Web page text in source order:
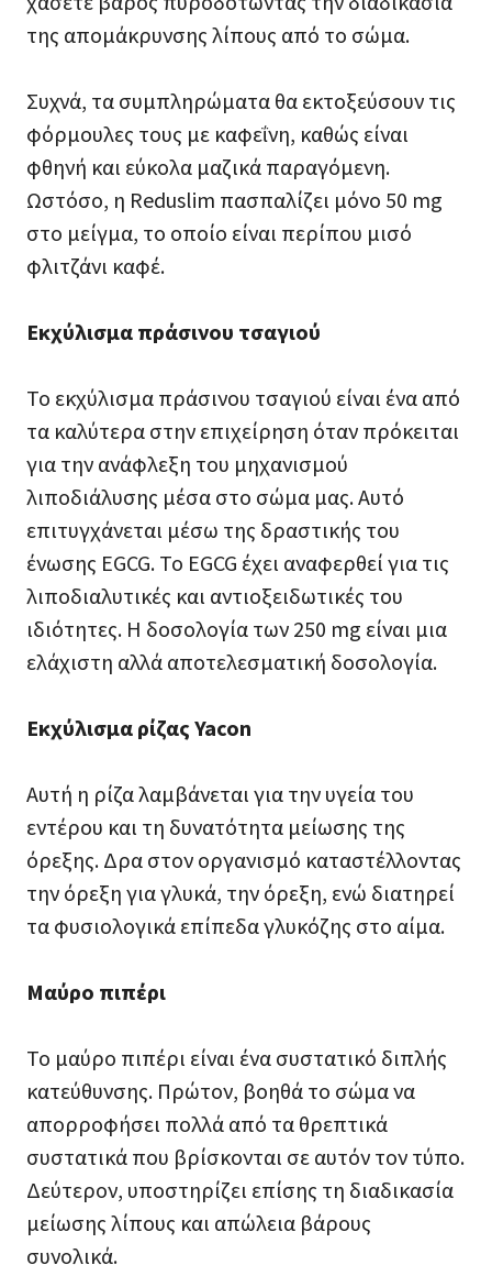
της απομάκρυνσης λίπους από το σώμα.
Συχνά, τα συμπληρώματα θα εκτοξεύσουν τις
φόρμουλες τους με καφεΐνη, καθώς είναι
φθηνή και εύκολα μαζικά παραγόμενη.
Ωστόσο, η Reduslim πασπαλίζει μόνο 50 mg
στο μείγμα, το οποίο είναι περίπου μισό
φλιτζάνι καφέ.
Εκχύλισμα πράσινου τσαγιού
Το εκχύλισμα πράσινου τσαγιού είναι ένα από
τα καλύτερα στην επιχείρηση όταν πρόκειται
για την ανάφλεξη του μηχανισμού
λιποδιάλυσης μέσα στο σώμα μας. Αυτό
επιτυγχάνεται μέσω της δραστικής του
ένωσης EGCG. Το EGCG έχει αναφερθεί για τις
λιποδιαλυτικές και αντιοξειδωτικές του
ιδιότητες. Η δοσολογία των 250 mg είναι μια
ελάχιστη αλλά αποτελεσματική δοσολογία.
Εκχύλισμα ρίζας Yacon
Αυτή η ρίζα λαμβάνεται για την υγεία του
εντέρου και τη δυνατότητα μείωσης της
όρεξης. Δρα στον οργανισμό καταστέλλοντας
την όρεξη για γλυκά, την όρεξη, ενώ διατηρεί
τα φυσιολογικά επίπεδαγλυκόζης στο αίμα.
Μαύρο πιπέρι
Το μαύρο πιπέρι είναι ένα συστατικό διπλής
κατεύθυνσης. Πρώτον, βοηθά το σώμα να
απορροφήσει πολλά από τα θρεπτικά
συστατικά που βρίσκονται σε αυτόν τον τύπο.
Δεύτερον, υποστηρίζει επίσης τη διαδικασία
μείωσης λίπους και απώλεια βάρους
συνολικά.